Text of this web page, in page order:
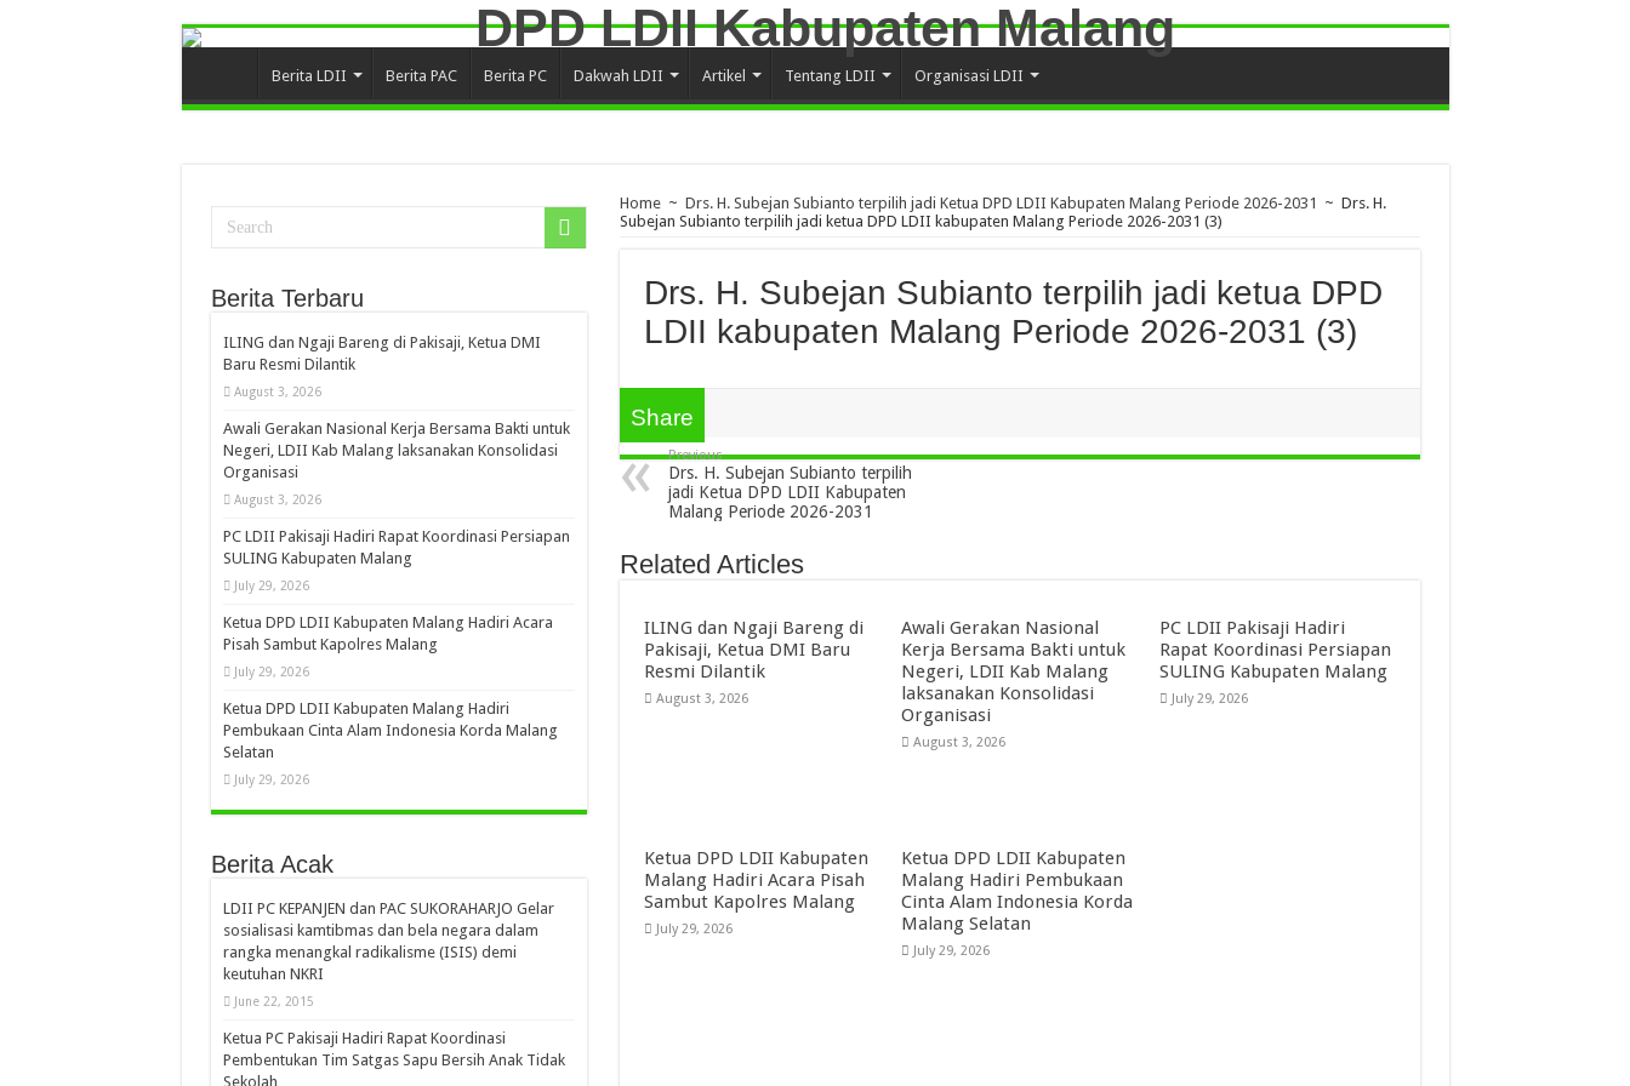
Berita LDII Berita PAC Berita PC Dakwah LDII Artikel Tentang LDII Organisasi LDII
Home ~ Drs. H. Subejan Subianto terpilih jadi Ketua DPD LDII Kabupaten Malang Periode 2026-2031 ~ Drs. H.
Subejan Subianto terpilih jadi ketua DPD LDII kabupaten Malang Periode 2026-2031 (3)
Drs. H. Subejan Subianto terpilih jadi ketua DPD
LDII kabupaten Malang Periode 2026-2031 (3)
Share
Previous
Drs. H. Subejan Subianto terpilih
jadi Ketua DPD LDII Kabupaten
Malang Periode 2026-2031
Related Articles
ILING dan Ngaji Bareng di
Pakisaji, Ketua DMI Baru
Resmi Dilantik
August 3, 2026
Awali Gerakan Nasional
Kerja Bersama Bakti untuk
Negeri, LDII Kab Malang
laksanakan Konsolidasi
Organisasi
August 3, 2026
PC LDII Pakisaji Hadiri
Rapat Koordinasi Persiapan
SULING Kabupaten Malang
July 29, 2026
Ketua DPD LDII Kabupaten
Malang Hadiri Acara Pisah
Sambut Kapolres Malang
July 29, 2026
Ketua DPD LDII Kabupaten
Malang Hadiri Pembukaan
Cinta Alam Indonesia Korda
Malang Selatan
July 29, 2026
Berita Terbaru
ILING dan Ngaji Bareng di Pakisaji, Ketua DMI
Baru Resmi Dilantik
August 3, 2026
Awali Gerakan Nasional Kerja Bersama Bakti untuk
Negeri, LDII Kab Malang laksanakan Konsolidasi
Organisasi
August 3, 2026
PC LDII Pakisaji Hadiri Rapat Koordinasi Persiapan
SULING Kabupaten Malang
July 29, 2026
Ketua DPD LDII Kabupaten Malang Hadiri Acara
Pisah Sambut Kapolres Malang
July 29, 2026
Ketua DPD LDII Kabupaten Malang Hadiri
Pembukaan Cinta Alam Indonesia Korda Malang
Selatan
July 29, 2026
Berita Acak
LDII PC KEPANJEN dan PAC SUKORAHARJO Gelar
sosialisasi kamtibmas dan bela negara dalam
rangka menangkal radikalisme (ISIS) demi
keutuhan NKRI
June 22, 2015
Ketua PC Pakisaji Hadiri Rapat Koordinasi
Pembentukan Tim Satgas Sapu Bersih Anak Tidak
Sekolah